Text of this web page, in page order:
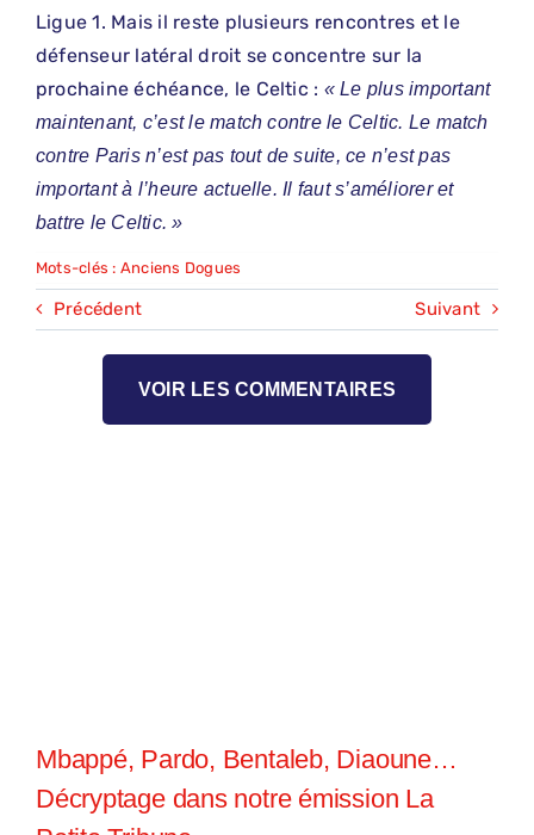
Ligue 1. Mais il reste plusieurs rencontres et le
défenseur latéral droit se concentre sur la
prochaine échéance, le Celtic : « Le plus important
maintenant, c’est le match contre le Celtic. Le match
contre Paris n’est pas tout de suite, ce n’est pas
important à l’heure actuelle. Il faut s’améliorer et
battre le Celtic. »
Mots-clés : Anciens Dogues
Précédent Suivant
VOIR LES COMMENTAIRES
Mbappé, Pardo, Bentaleb, Diaoune…
Décryptage dans notre émission La